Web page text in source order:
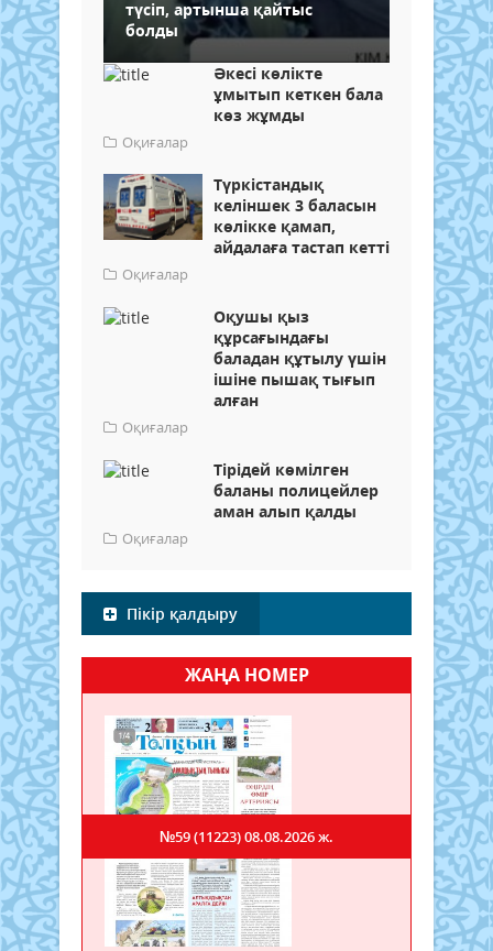
түсіп, артынша қайтыс
болды
​Әкесі көлікте
ұмытып кеткен бала
көз жұмды
Оқиғалар
Түркістандық
келіншек 3 баласын
көлікке қамап,
айдалаға тастап кетті
Оқиғалар
Оқушы қыз
құрсағындағы
баладан құтылу үшін
ішіне пышақ тығып
алған
Оқиғалар
Тірідей көмілген
баланы полицейлер
аман алып қалды
Оқиғалар
Пікір қалдыру
ЖАҢА НОМЕР
№59 (11223)08.08.2026 ж.